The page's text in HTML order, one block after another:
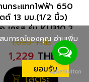
นกระแทกไฟฟ้า 650
ต์ 13 มม.(1/2 นิ้ว)
เครส รุ่น KU310.2
1,890 THB
1,229THB
ใส่ตระ
สบการณ์ของคุณ อ่านเพิ่ม
ยอมรับ